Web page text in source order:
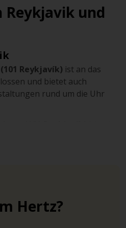
und
Reykjavík) ist an das
und bietet auch
rund um die Uhr
(101 Reykjavík)
in Reykjavik
Hertz?